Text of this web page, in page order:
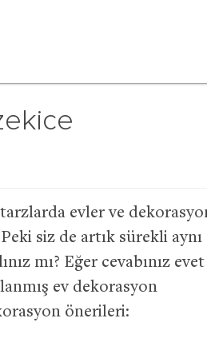
evler ve
siz de artık sürekli aynı
mı? Eğer cevabınız evet
ev dekorasyon
önerileri: